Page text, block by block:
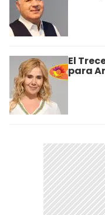
El
para